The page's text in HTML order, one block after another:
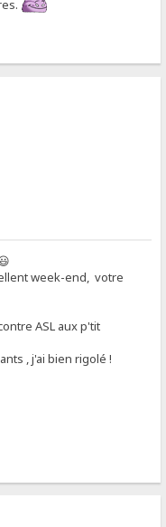
week-end, votre
ASL aux p'tit
, j'ai bien rigolé !